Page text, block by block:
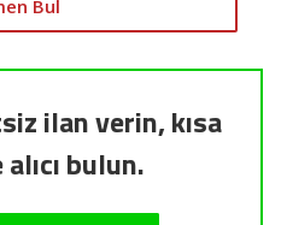
Bul
ilan verin, kısa
bulun.